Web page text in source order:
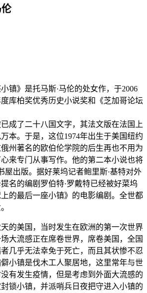
镇》是托马斯·马伦的处女作，于2006
库柏奖优秀历史小说奖和《芝加哥论坛
成了二十八国文字，其法文版在法国上
本。于是，这位1974年出生于美国纽约
州著名的欧伯伦学院的后生再也不用为
来专门从事写作。他的第二本小说也将
屋出版。据好莱坞记者鲍里斯·基特对外
名的编剧罗伯特·罗戴特已经被好菜坞
的最后一座小镇》的电影编剧。全世都
的美国，当时发生在欧洲的第一次世界
大流感正在席卷世界，席卷美国，全国
几乎无法幸免于死亡，而且其状惨不忍
小镇是伐木工人聚居地，这里常年与世
有发生疫情，但是考虑到外面大流感的
锁小镇，并派哨兵日夜把守进入小镇的